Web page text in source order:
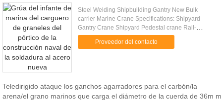
Steel Welding Shipbuilding Gantry New Bulk
carrier Marine Crane Specifications: Shipyard
Gantry Crane Shipyard Pedestal crane Rail-
mounted Shipyard crane Box-type Boom Offshore
Crane Lattice-type Boom offshore ...
Proveedor del contacto
Teledirigido ataque los ganchos agarradores para el carbón/la
arena/el grano marinos que carga el diámetro de la cuerda de 36m m